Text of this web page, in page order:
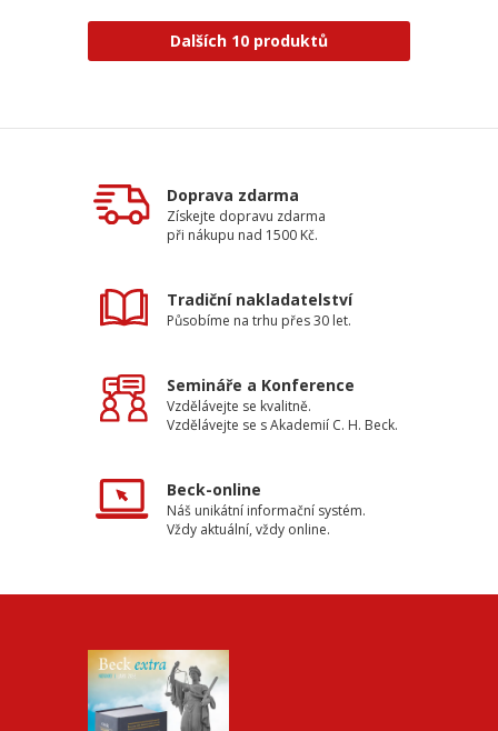
Dalších 10 produktů
Doprava zdarma
Získejte dopravu zdarma
při nákupu nad 1500 Kč.
Tradiční nakladatelství
Působíme na trhu přes 30 let.
Semináře a Konference
Vzdělávejte se kvalitně.
Vzdělávejte se s Akademií C. H. Beck.
Beck-online
Náš unikátní informační systém.
Vždy aktuální, vždy online.